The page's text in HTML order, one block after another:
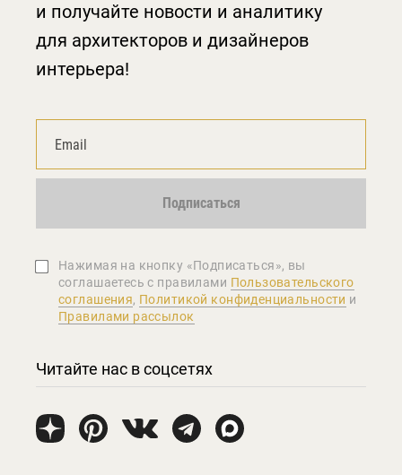
и получайте новости и аналитику
для архитекторов и дизайнеров
интерьера!
Подписаться
Нажимая на кнопку «Подписаться», вы
соглашаетеcь с правилами Пользовательского
соглашения, Политикой конфиденциальности и
Правилами рассылок
Читайте нас в соцсетях